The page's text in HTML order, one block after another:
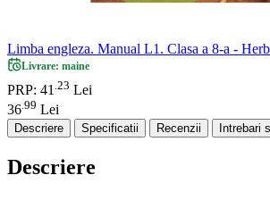
Limba engleza. Manual L1. Clasa a 8-a -
Livrare: maine
PRP: 41 23 Lei
36 99 Lei
Descriere Specificatii Recenzii Intrebari
Descriere